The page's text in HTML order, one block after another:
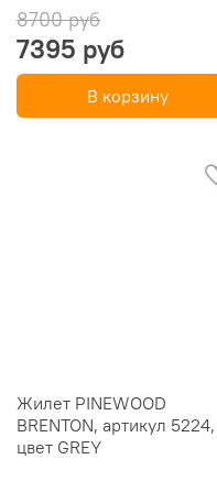
8700 руб
7395 руб
В корзину
Жилет PINEWOOD
BRENTON, артикул 5224,
цвет GREY